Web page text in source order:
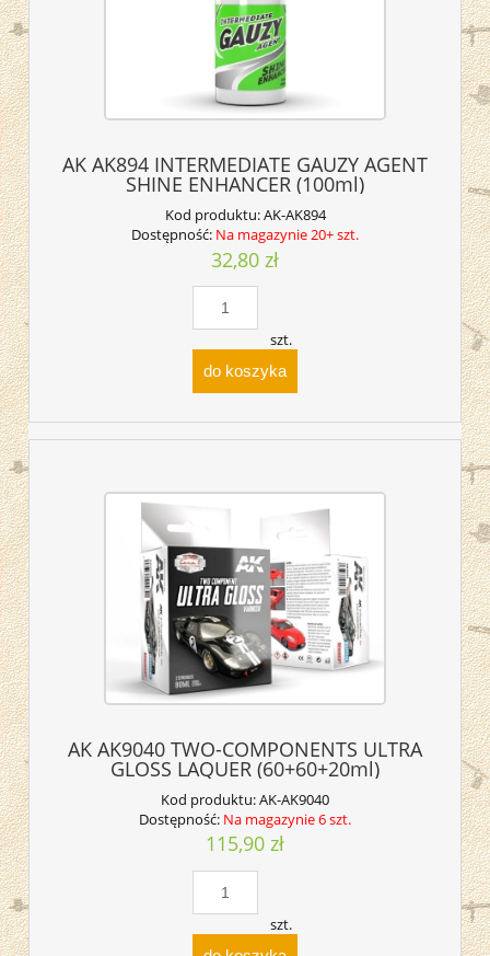
AK AK894 INTERMEDIATE GAUZY AGENT
SHINE ENHANCER (100ml)
Kod produktu:AK-AK894
Dostępność: Na magazynie 20+ szt.
32,80 zł
szt.
do koszyka
AK AK9040 TWO-COMPONENTS ULTRA
GLOSS LAQUER (60+60+20ml)
Kod produktu:AK-AK9040
Dostępność: Na magazynie 6 szt.
115,90 zł
szt.